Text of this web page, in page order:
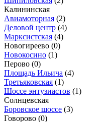
Калининская
Авиамоторная (2)
Деловой центр (4)
Марксистская (4)
Новогиреево (0)
Новокосино (1)
Перово (0)
Площадь Ильича (4)
Третьяковская (1)
Шоссе энтузиастов (1)
Солнцевская
Боровское шоссе (3)
Говорово (0)